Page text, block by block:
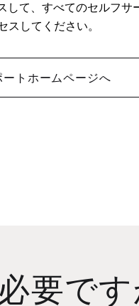
して、すべてのセルフサ
スしてください。
ートホームページへ
要です